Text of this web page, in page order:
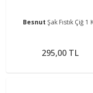
Besnut Şak Fıstık Çiğ 1
295,00 TL